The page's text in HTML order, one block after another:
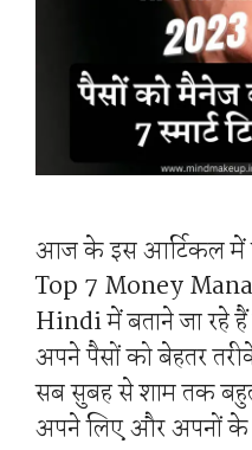
आज के इस आर्टिकल में
Top 7 Money
Hindi में बताने जा
अपने पैसों को बेहतर
सब सुबह से शाम तक
अपने लिए और अपनों